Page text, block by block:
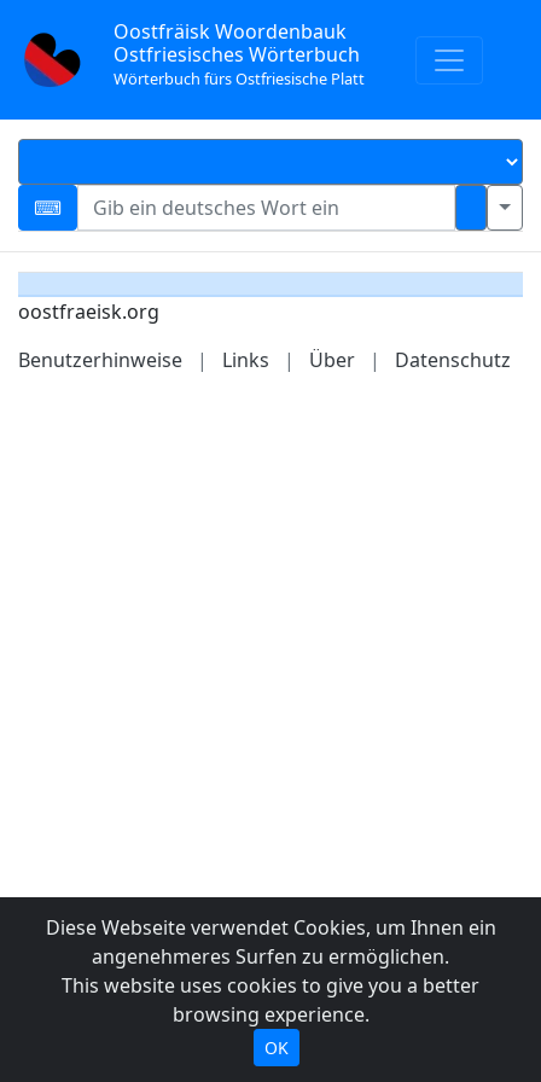
Oostfräisk Woordenbauk
Ostfriesisches Wörterbuch
Wörterbuch fürs Ostfriesische Platt
oostfraeisk.org
Benutzerhinweise
| Links | Über | Datenschutz
Diese Webseite verwendet Cookies, um Ihnen ein
angenehmeres Surfen zu ermöglichen.
This website uses cookies to give you a better
browsing experience.
OK